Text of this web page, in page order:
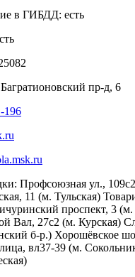
в ГИБДД: есть
пр-д, 6
196
Профсоюзная ул.,
11 (м. Тульская)
проспект, 3
Вал, 27с2 (м. Курская)
б-р.) Хорошёвское
вл37-39 (м.